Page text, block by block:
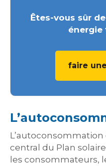
Êtes-vous sûr
énergie
faire
central du Plan
les consommateurs,